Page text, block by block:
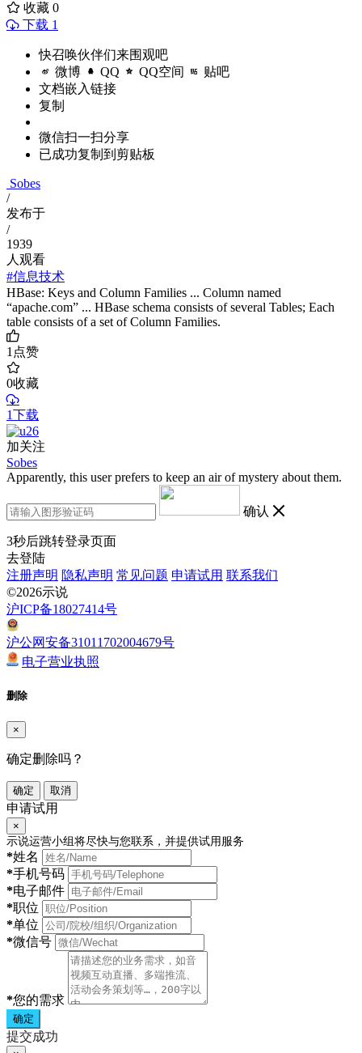
收藏 0
下载 1
快召唤伙伴们来围观吧
微博 QQ QQ空间 贴吧
文档嵌入链接
复制
微信扫一扫分享
已成功复制到剪贴板
Sobes
/
发布于
/
1939
人观看
#信息技术
HBase: Keys and Column Families ... Column named
“apache.com” ... HBase schema consists of several Tables; Each
table consists of a set of Column Families.
1点赞
0收藏
1下载
加关注
Sobes
Apparently, this user prefers to keep an air of mystery about them.
确认
3秒后跳转登录页面
去登陆
注册声明 隐私声明 常见问题 申请试用 联系我们
©2026示说
沪ICP备18027414号
沪公网安备31011702004679号
电子营业执照
删除
×
确定删除吗？
确定 取消
申请试用
×
示说运营小组将尽快与您联系，并提供试用服务
*姓名
*手机号码
*电子邮件
*职位
*单位
*微信号
*您的需求
确定
提交成功